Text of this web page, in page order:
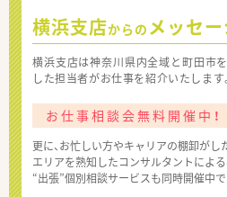
横浜支店からの メッセ
横浜支店は神奈川県内全域と町田市
した担当者がお仕事を紹介いたします
お仕事相談会無料開催中！
更に、お忙しい方やキャリアの棚卸がし
エリアを熟知したコンサルタントによる
“出張”個別相談サービスも同時開催中で